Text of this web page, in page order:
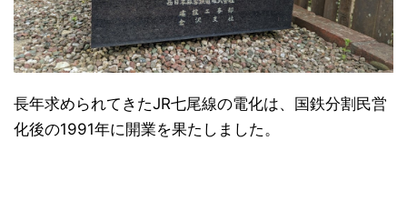
長年求められてきたJR七尾線の電化は、国鉄分割民営
化後の1991年に開業を果たしました。